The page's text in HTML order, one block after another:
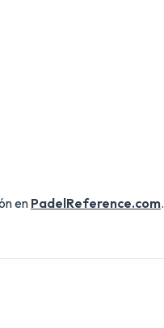
en PadelReference.com.